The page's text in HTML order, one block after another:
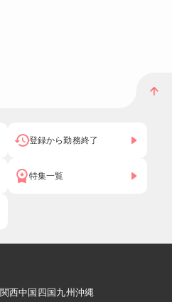
登録から勤務終了
特集一覧
関西中国 四国 九州 沖縄